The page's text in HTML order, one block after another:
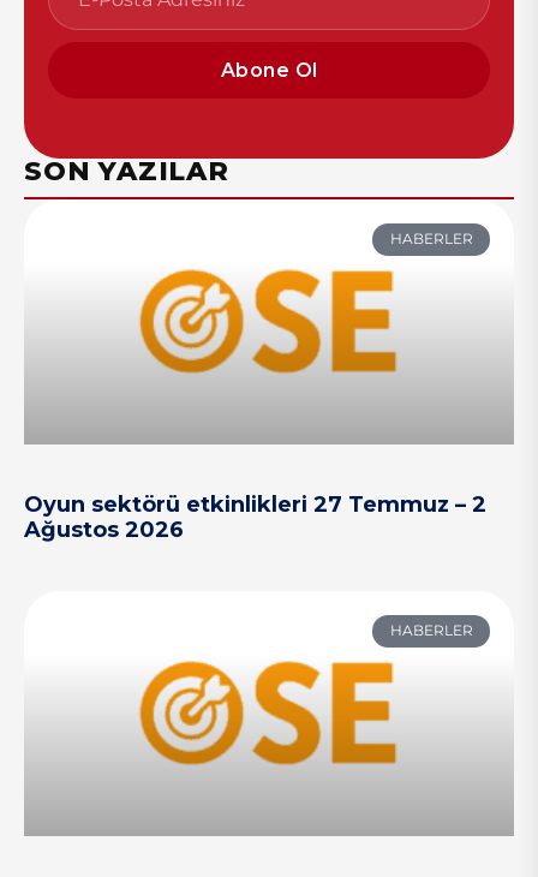
Abone Ol
SON YAZILAR
HABERLER
Oyun sektörü etkinlikleri 27 Temmuz – 2
Ağustos 2026
HABERLER